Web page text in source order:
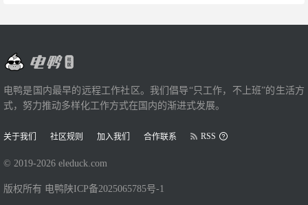
电鸭是国内最早的远程工作社区。我们倡导“只工作，不上班”的生活方
式，努力推动多样化工作方式在国内的渐进式发展。
关于我们 社区规则 加入我们 合作联系 RSS
© 2019-2026 eleduck.com
版权所有 电鸭 陕ICP备2025065785号-1